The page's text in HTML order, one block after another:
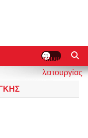
κουμπί
λειτουργίας